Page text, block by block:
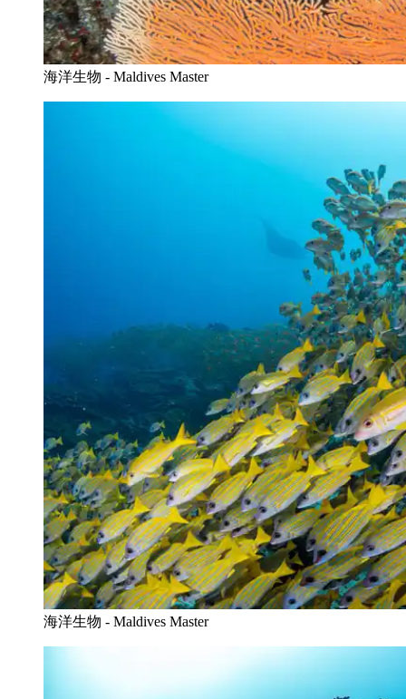
海洋生物 - Maldives Master
海洋生物 - Maldives Master